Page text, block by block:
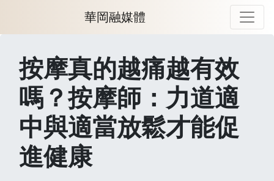
華岡融媒體
按摩真的越痛越有效
嗎？按摩師：力道適
中與適當放鬆才能促
進健康